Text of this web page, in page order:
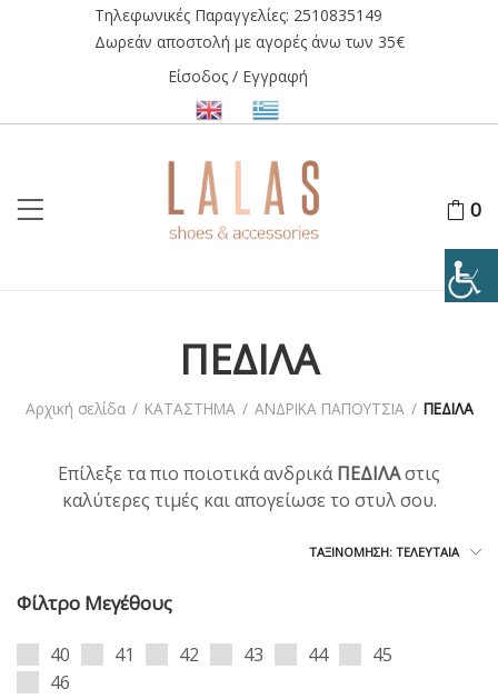
Τηλεφωνικές Παραγγελίες: 2510835149
Δωρεάν αποστολή με αγορές άνω των 35€
Είσοδος / Εγγραφή
0
ΠΕΔΙΛΑ
Αρχική σελίδα / ΚΑΤΑΣΤΗΜΑ / ΑΝΔΡΙΚΑ ΠΑΠΟΥΤΣΙΑ / ΠΕΔΙΛΑ
Επίλεξε τα πιο ποιοτικά ανδρικάΠΕΔΙΛΑστις
καλύτερες τιμές και απογείωσε το στυλ σου.
ΤΑΞΙΝΌΜΗΣΗ: ΤΕΛΕΥΤΑΊΑ
Φίλτρο Μεγέθους
40 41 42 43 44
45
46